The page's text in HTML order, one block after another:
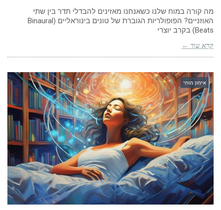
מה קורה במוח שלנו כשאנחנו מאזינים להבדלי תדר בין שתי
האוזניים? הפופולריות הגוברת של טונים בינוראליים (Binaural
Beats) בקרב יוצרי
קרא עוד ←
אימון מוחי